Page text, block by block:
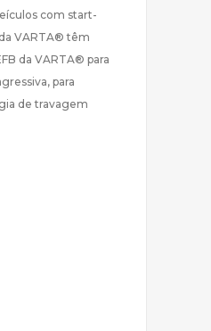
com start-
VARTA® têm
da VARTA® para
para
de travagem